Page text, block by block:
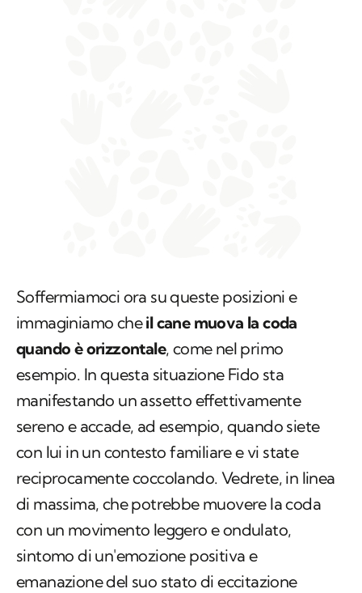
Soffermiamoci ora su queste posizioni e
immaginiamo cheil cane muova la coda
quando è orizzontale, come nel primo
esempio. In questa situazione Fido sta
manifestando un assetto effettivamente
sereno e accade, ad esempio, quando siete
con lui in un contesto familiare e vi state
reciprocamente coccolando. Vedrete, in linea
di massima, che potrebbe muovere la coda
con un movimento leggero e ondulato,
sintomo di un'emozione positiva e
emanazione del suo stato di eccitazione